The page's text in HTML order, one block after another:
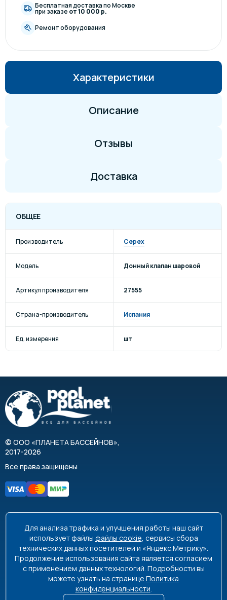
Бесплатная доставка по Москве
при заказе от 10 000 р.
Ремонт оборудования
Характеристики
Описание
Отзывы
Доставка
ОБЩЕЕ
Производитель Cepex
Модель Донный клапан шаровой
Артикул производителя 27555
Страна-производитель Испания
Ед. измерения шт
© ООО «ПЛАНЕТА БАССЕЙНОВ»,
2017-2026
Все права защищены
8 495 663-99-48
8 800 350-99-08
info@poolplanet.ru
г. Москва, проспект Мира, д. 61
Пн-Пт 9:00-18:00 Сб-Вс выходной
Для анализа трафика и улучшения работы наш сайт
использует файлы файлы cookie, сервисы сбора
технических данных посетителей и «Яндекс.Метрику».
Продолжение использования сайта является согласием
с применением данных технологий. Подробности вы
можете узнать на странице Политика
конфиденциальности.